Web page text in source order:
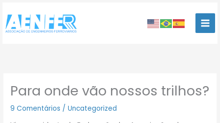
para
conteúdo
Para onde vão nossos trilhos?
9 Comentários /Uncategorized